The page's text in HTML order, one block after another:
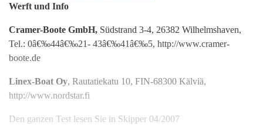
Werft und Info
Cramer-Boote GmbH, Südstrand 3-4, 26382 Wilhelmshaven,
Tel.: 0â€‰44â€‰21- 43â€‰41â€‰5, http://www.cramer-
boote.de
Linex-Boat Oy, Rautatiekatu 10, FIN-68300 Kälviä,
http://www.nordstar.fi
Den ganzen Test lesen Sie in Skipper 04/2007